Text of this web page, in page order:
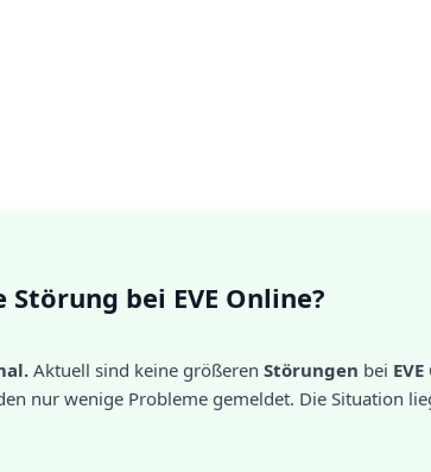
bei EVE Online?
Aktuell sind keine größeren Störungen bei
nur wenige Probleme gemeldet. Die Situation